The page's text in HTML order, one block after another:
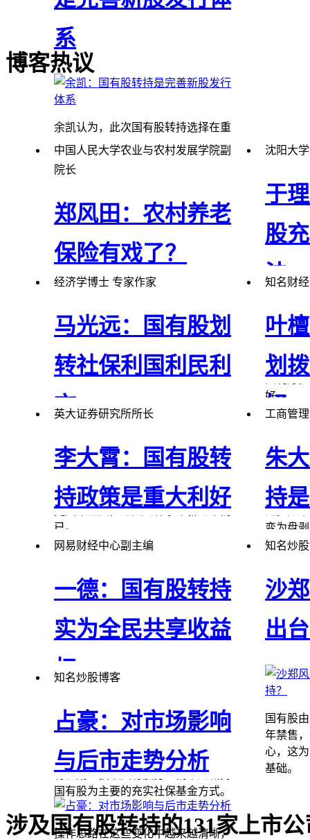
系
余凯认为，此次国有股转持选择在重
启新股之际推出，实际上可以理解为
博客热议
中国人民大学农业与农村发展学院副
院长
郑风田：农村养老
保险有戏了？
所以这次的转持社保基金如果拿出一
的养老保险体系建设的最大难题也就
可以
沈阳大
于
股
法
实施方
大利好
好。
经济学博士 专家作家
马光远：国有股划
转社保利国利民利
市
尽管增加了600多亿的资产，但因为历
史欠账巨大，这只是杯水车薪之举而
已。
知名财
叶
划
好
但长期
定。如
变为盘
英大证券研究所所长
李大霄：国有股转
持政策是重大利好
国有股减持其他目的相比之下就显得
不是特别强烈，产业调整及因为高估
低估而调整因素更加大。
工商管
朱
持
是，减
下直接
网易财经中心副主编
一德：国有股转持
实为全民共享收益
权
国有股转持还将扩大范围，社保基金
将长期以获取国有股分红而不是减持
国有股为主要的充实社保基金方式。
知名炒
沙
出
国有股
年禁售
心，这
基础。
知名炒股博客
占豪：对市场影响
与后市走势分析
操作思路在这些变化中越来越清晰，
涉及国有股转持的131家上市